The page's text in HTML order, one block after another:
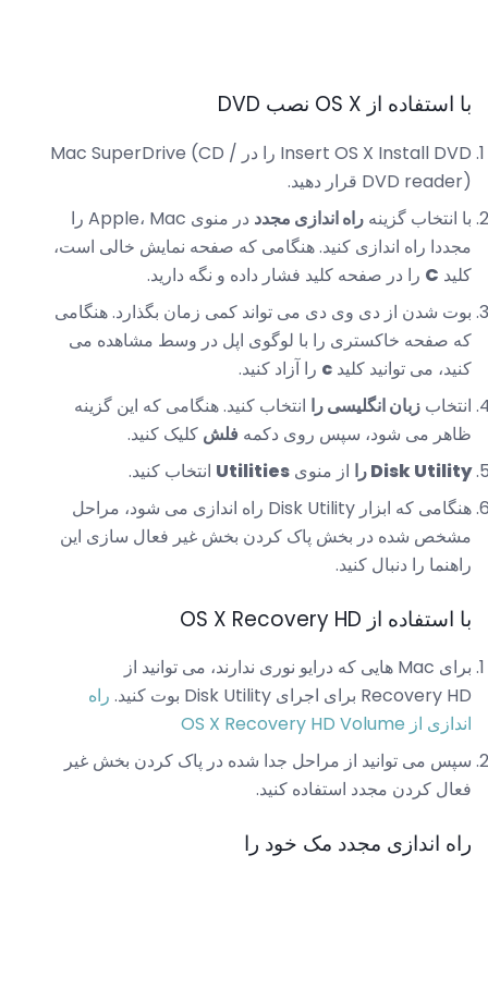
با استفاده از OS X نصب DVD
Insert OS X Install DVD را در Mac SuperDrive (CD /
DVD reader) قرار دهید.
با انتخاب گزینه راه اندازی مجدد
در منوی Apple، Mac را
مجددا راه اندازی کنید. هنگامی که صفحه نمایش خالی است،
کلید C را در صفحه کلید فشار داده و نگه دارید.
بوت شدن از دی وی دی می تواند کمی زمان بگذارد. هنگامی
که صفحه خاکستری را با لوگوی اپل در وسط مشاهده می
کنید، می توانید کلید c را آزاد کنید.
انتخاب زبان انگلیسی را انتخاب کنید. هنگامی که این گزینه
ظاهر می شود، سپس روی دکمه فلش کلیک کنید.
Disk Utility را
از منوی Utilities انتخاب کنید.
هنگامی که ابزار Disk Utility راه اندازی می شود، مراحل
مشخص شده در بخش پاک کردن بخش غیر فعال سازی این
راهنما را دنبال کنید.
با استفاده از OS X Recovery HD
برای Mac هایی که درایو نوری ندارند، می توانید از
Recovery HD برای اجرای Disk Utility بوت کنید.
راه
اندازی از OS X Recovery HD Volume
سپس می توانید از مراحل جدا شده در پاک کردن بخش غیر
فعال کردن مجدد استفاده کنید.
راه اندازی مجدد مک خود را